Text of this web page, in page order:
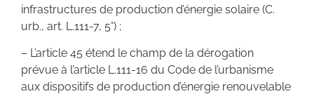
infrastructures de production d’énergie solaire (C.
urb., art. L.111-7, 5°) ;
– L’article 45 étend le champ de la dérogation
prévue à l’article L.111-16 du Code de l’urbanisme
aux dispositifs de production d’énergie renouvelable